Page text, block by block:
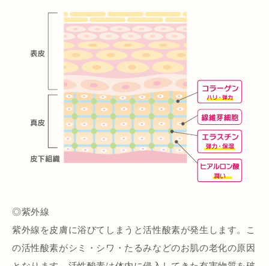
◎紫外線
紫外線を皮膚に浴びてしまうと活性酸素が発生します。こ
の活性酸素がシミ・シワ・たるみなどのお肌の老化の原因